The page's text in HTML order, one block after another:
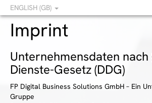
ENGLISH (GB)
Imprint
Unternehmensdaten nach
Dienste-Gesetz (DDG)
FP Digital Business Solutions GmbH – Ein
Gruppe